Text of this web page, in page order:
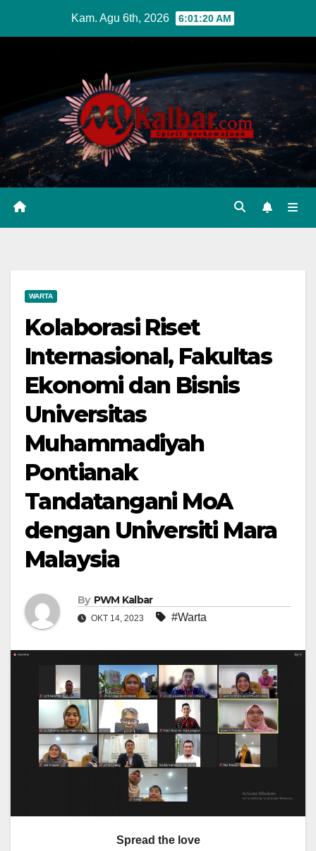
Kam. Agu 6th, 2026 6:01:21 AM
WARTA
Kolaborasi Riset
Internasional, Fakultas
Ekonomi dan Bisnis
Universitas
Muhammadiyah
Pontianak
Tandatangani MoA
dengan Universiti Mara
Malaysia
By PWM Kalbar
OKT 14, 2023 #Warta
Spread the love